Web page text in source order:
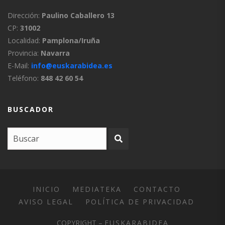
Dirección: Paulino Caballero 13
CP: 31002
Localidad: Pamplona/Iruña
Provincia: Navarra
E-Mail: info@euskarabidea.es
Teléfono: 848 42 60 54
BUSCADOR
INICIO MEDIATEKA
CONTACTO
AVISO LEGAL
POLÍTICA DE PRIVACIDAD
COPYRIGHT – EUSKARABIDEA